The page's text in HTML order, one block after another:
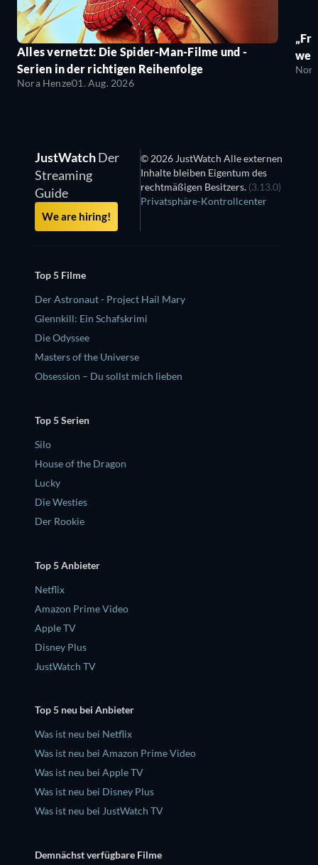
Alles vernetzt: Die Spider-Man-Filme und -
Serien in der richtigen Reihenfolge
Nora Henze01. Aug. 2026
JustWatchDer
Streaming
Guide
We are hiring!
© 2026 JustWatch Alle externen
Inhalte bleiben Eigentum des
rechtmäßigen Besitzers. (3.13.0)
Privatsphäre-Kontrollcenter
Top 5 Filme
Der Astronaut - Project Hail Mary
Glennkill: Ein Schafskrimi
Die Odyssee
Masters of the Universe
Obsession – Du sollst mich lieben
Top 5 Serien
Silo
House of the Dragon
Lucky
Die Westies
Der Rookie
Top 5 Anbieter
Netflix
Amazon Prime Video
Apple TV
Disney Plus
JustWatch TV
Top 5 neu bei Anbieter
Was ist neu bei Netflix
Was ist neu bei Amazon Prime Video
Was ist neu bei Apple TV
Was ist neu bei Disney Plus
Was ist neu bei JustWatch TV
Demnächst verfügbare Filme